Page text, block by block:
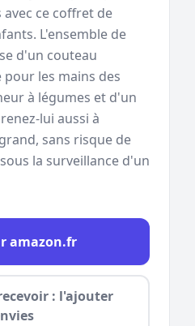
ce coffret de
L'ensemble de
d'un couteau
les mains des
à légumes et d'un
lui aussi à
sans risque de
la surveillance d'un
amazon.fr
: l'ajouter